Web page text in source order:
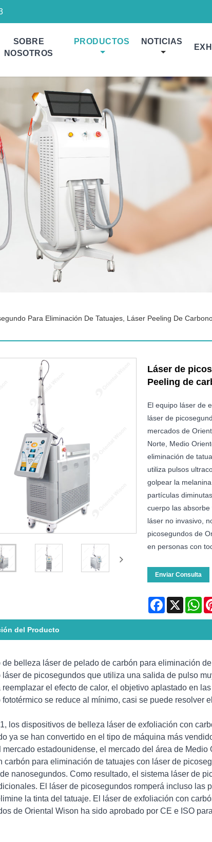
SOBRE
NOSOTROS
PRODUCTOS NOTICIAS
Para Eliminación De Tatuajes, Láser Peeling De
Láser de
Peeling de
El equipo láser de
láser de
mercados de
Norte, Medio
eliminación de
utiliza pulsos
golpear la
partículas
cuerpo las
láser no invasivo,
picosegundos de
en personas con
Enviar Consulta
Facebook
X
del Producto
de belleza láser de pelado de carbón para eliminación
láser de picosegundos que utiliza una salida de pulso
reemplazar el efecto de calor, el objetivo aplastado en
fototérmico se reduce al mínimo, casi se puede resolver
los dispositivos de belleza láser de exfoliación con
ya se han convertido en el tipo de máquina más
mercado estadounidense, el mercado del área de
carbón para eliminación de tatuajes con láser de
nanosegundos. Como resultado, el sistema láser de
El láser de picosegundos romperá incluso las
la tinta del tatuaje. El láser de exfoliación con
de Oriental Wison ha sido aprobado por CE e ISO